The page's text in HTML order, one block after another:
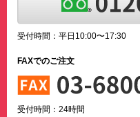
受付時間：平日10:00〜17:30
FAXでのご注文
受付時間：24時間